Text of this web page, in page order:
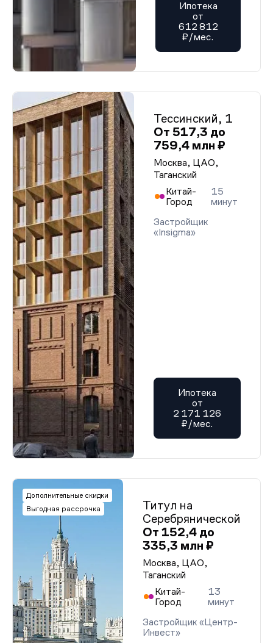
Ипотека
от
612 812
₽/мес.
Тессинский, 1
От 517,3 до
759,4 млн ₽
Москва, ЦАО,
Таганский
Китай-
Город
15
минут
Застройщик
«Insigma»
Ипотека
от
2 171 126
₽/мес.
Дополнительные скидки
Выгодная рассрочка
Титул на
Серебрянической
От 152,4 до
335,3 млн ₽
Москва, ЦАО,
Таганский
Китай-
Город
13
минут
Застройщик «Центр-
Инвест»